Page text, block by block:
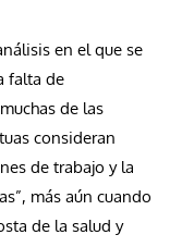
en el que se
falta de
de las
consideran
de trabajo y la
más aún cuando
de la salud y